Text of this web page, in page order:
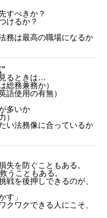
すべきか？
けるか？
務は最高の職場になるか
るときは…
総務兼務か）
語使用の有無）
多いか
）
い法務像に合っているか
失を防ぐこともある。
うこともある。
戦を後押しできるのが、
す」
クワクできる人にこそ、